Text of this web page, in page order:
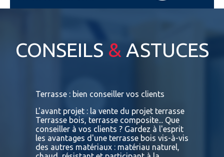
CONSEILS & ASTUCES
Terrasse : bien conseiller vos clients
L'avant projet : la vente du projet terrasse
Terrasse bois, terrasse composite... Que
conseiller à vos clients ? Gardez à l'esprit
les avantages d'une terrasse bois vis-à-vis
des autres matériaux : matériau naturel,